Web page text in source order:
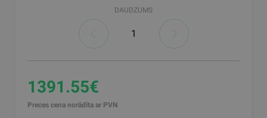
DAUDZUMS
1391.55€
Preces cena norādīta ar PVN